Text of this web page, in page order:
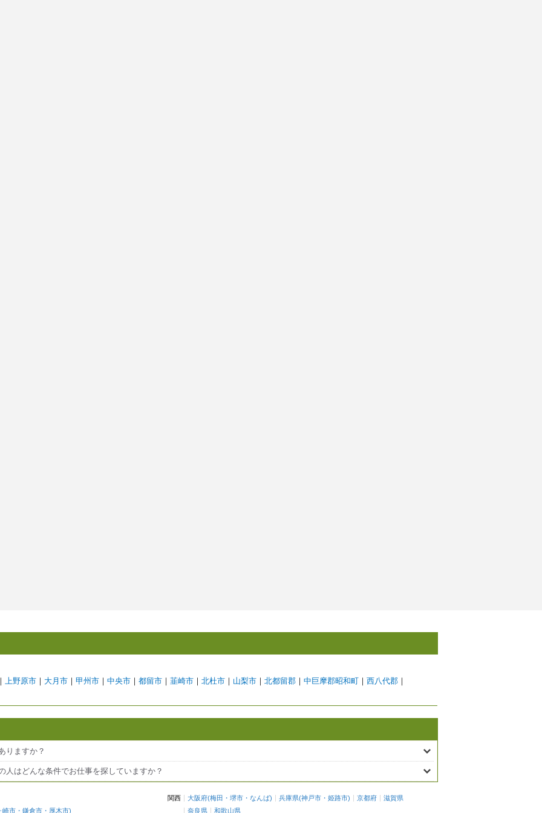
上野原市 ｜ 大月市 ｜ 甲州市 ｜ 中央市 ｜ 都留市 ｜ 韮崎市 ｜ 北杜市 ｜ 山梨市 ｜ 北都留郡 ｜ 中巨摩郡昭和町 ｜ 西八代郡 ｜
りますか？
はどんな条件でお仕事を探していますか？
崎市 ・ 鎌倉市 ・ 厚木市)
関西 大阪府(梅田 ・ 堺市 ・ なんば) 兵庫県(神戸市 ・ 姫路市) 京都府
滋賀県
奈良県
和歌山県